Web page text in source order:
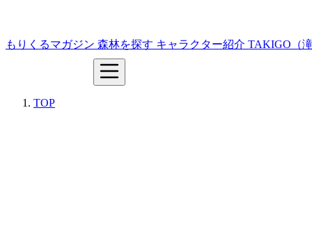
もりくるマガジン 森林を探す キャラクター紹介 TAKIGO（
TOP